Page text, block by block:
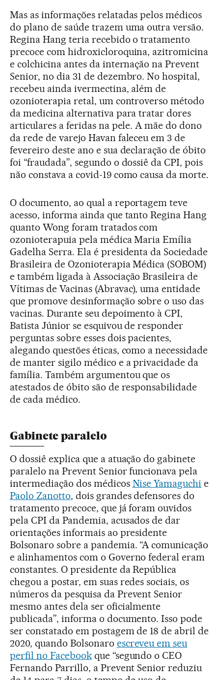
Mas as informações relatadas pelos médicos
do plano de saúde trazem uma outra versão.
Regina Hang teria recebido o tratamento
precoce com hidroxicloroquina, azitromicina
e colchicina antes da internação na Prevent
Senior, no dia 31 de dezembro. No hospital,
recebeu ainda ivermectina, além de
ozonioterapia retal, um controverso método
da medicina alternativa para tratar dores
articulares a feridas na pele. A mãe do dono
da rede de varejo Havan faleceu em 3 de
fevereiro deste ano e sua declaração de óbito
foi “fraudada”, segundo o dossiê da CPI, pois
não constava a covid-19 como causa da morte.
O documento, ao qual a reportagem teve
acesso, informa ainda que tanto Regina Hang
quanto Wong foram tratados com
ozonioterapuia pela médica Maria Emília
Gadelha Serra. Ela é presidenta da Sociedade
Brasileira de Ozonioterapia Médica (SOBOM)
e também ligada à Associação Brasileira de
Vítimas de Vacinas (Abravac), uma entidade
que promove desinformação sobre o uso das
vacinas. Durante seu depoimento à CPI,
Batista Júnior se esquivou de responder
perguntas sobre esses dois pacientes,
alegando questões éticas, como a necessidade
de manter sigilo médico e a privacidade da
família. Também argumentou que os
atestados de óbito são de responsabilidade
de cada médico.
Gabinete paralelo
O dossiê explica que a atuação do gabinete
paralelo na Prevent Senior funcionava pela
intermediação dos médicos Nise Yamaguchi e
Paolo Zanotto, dois grandes defensores do
tratamento precoce, que já foram ouvidos
pela CPI da Pandemia, acusados de dar
orientações informais ao presidente
Bolsonaro sobre a pandemia. “A comunicação
e alinhamentos com o Governo federal eram
constantes. O presidente da República
chegou a postar, em suas redes sociais, os
números da pesquisa da Prevent Senior
mesmo antes dela ser oficialmente
publicada”, informa o documento. Isso pode
ser constatado em postagem de 18 de abril de
2020, quando Bolsonaro escreveu em seu
perfil no Facebookque “segundo o CEO
Fernando Parrillo, a Prevent Senior reduziu